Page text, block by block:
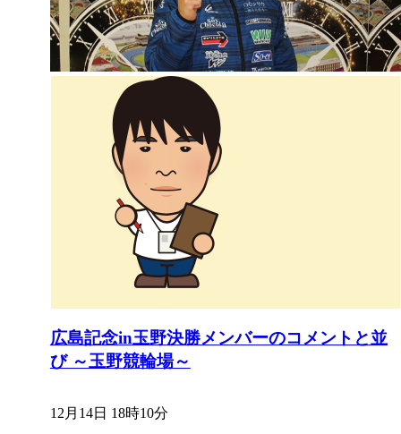
広島記念in玉野決勝メンバーのコメントと並
び ～玉野競輪場～
12月14日 18時10分